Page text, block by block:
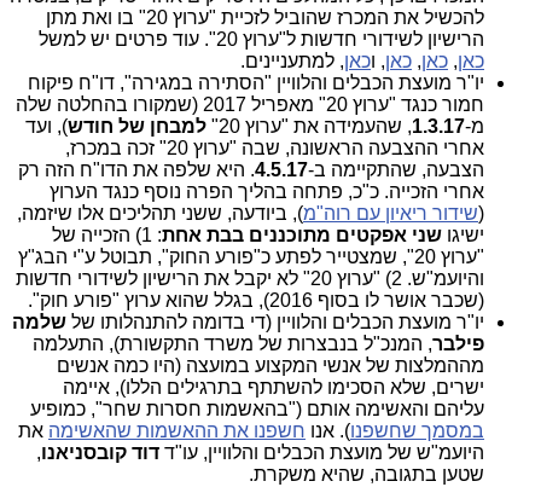
להכשיל את המכרז שהוביל לזכיית "ערוץ 20" בו ואת מתן
הרישיון לשידורי חדשות ל"ערוץ 20". עוד פרטים יש למשל
כאן, כאן, כאן, וכאן, למתעניינים.
יו"ר מועצת הכבלים והלוויין "הסתירה במגירה", דו"ח פיקוח
חמור כנגד "ערוץ 20" מאפריל 2017 (שמקורו בהחלטה שלה
מ-1.3.17, שהעמידה את "ערוץ 20" למבחן של חודש), ועד
אחרי ההצבעה הראשונה, שבה "ערוץ 20" זכה במכרז,
הצבעה, שהתקיימה ב-4.5.17. היא שלפה את הדו"ח הזה רק
אחרי הזכייה. כ"כ, פתחה בהליך הפרה נוסף כנגד הערוץ
(שידור ריאיון עם רוה"מ), ביודעה, ששני תהליכים אלו שיזמה,
ישיגו שני אפקטים מתוכננים בבת אחת
: 1) הזכייה של
"ערוץ 20", שמצטייר לפתע כ"פורע החוק", תבוטל ע"י הבג"ץ
והיועמ"ש. 2) "ערוץ 20" לא יקבל את הרישיון לשידורי חדשות
(שכבר אושר לו בסוף 2016), בגלל שהוא ערוץ "פורע חוק".
יו"ר מועצת הכבלים והלוויין (די בדומה להתנהלותו של שלמה
פילבר, המנכ"ל בנבצרות של משרד התקשורת), התעלמה
מההמלצות של אנשי המקצוע במועצה (היו כמה אנשים
ישרים, שלא הסכימו להשתתף בתרגילים הללו), איימה
עליהם והאשימה אותם ("בהאשמות חסרות שחר", כמופיע
במסמך שחשפנו). אנו חשפנו את ההאשמות שהאשימה את
היועמ"ש של מועצת הכבלים והלוויין, עו"ד דוד קובסניאנו,
שטען בתגובה, שהיא משקרת.